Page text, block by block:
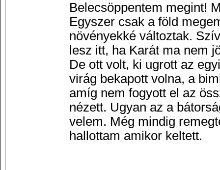
Belecsöppentem megint!
Egyszer csak a föld
növényekké változtak.
lesz itt, ha Karát ma nem
De ott volt, ki ugrott az
virág bekapott volna, a
amíg nem fogyott el az
nézett. Ugyan az a
velem. Még mindig
hallottam amikor keltett.